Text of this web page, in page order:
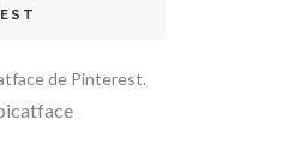
de Pinterest.